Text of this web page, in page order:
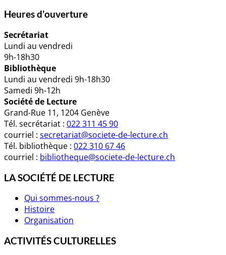
Heures d'ouverture
Secrétariat
Lundi au vendredi
9h-18h30
Bibliothèque
Lundi au vendredi 9h-18h30
Samedi 9h-12h
Société de Lecture
Grand-Rue 11, 1204 Genève
Tél. secrétariat : 022 311 45 90
courriel : secretariat@societe-de-lecture.ch
Tél. bibliothèque : 022 310 67 46
courriel : bibliotheque@societe-de-lecture.ch
LA SOCIÉTÉ DE LECTURE
Qui sommes-nous ?
Histoire
Organisation
ACTIVITÉS CULTURELLES